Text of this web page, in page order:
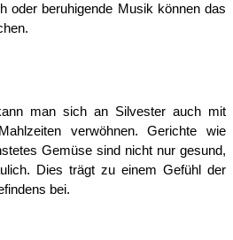
oder beruhigende Musik können das
man sich an Silvester auch mit
verwöhnen. Gerichte wie
Gemüse sind nicht nur gesund,
Dies trägt zu einem Gefühl der
bei.